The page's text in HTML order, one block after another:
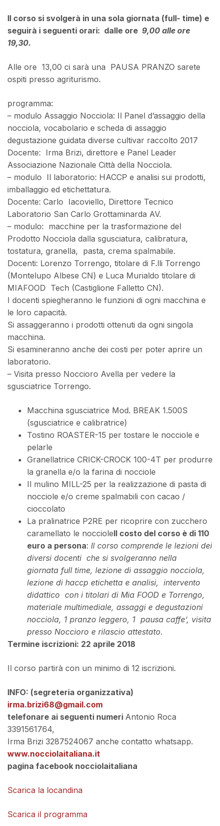
Il corso si svolgerà in una sola giornata (full- time) e
seguirà i seguenti orari: dalle ore 9,00 alle ore
19,30.
Alle ore 13,00 ci sarà una PAUSA PRANZO sarete
ospiti presso agriturismo.
programma:
– modulo Assaggio Nocciola: Il Panel d’assaggio della
nocciola, vocabolario e scheda di assaggio
degustazione guidata diverse cultivar raccolto 2017
Docente: Irma Brizi, direttore e Panel Leader
Associazione Nazionale Città della Nocciola.
– modulo Il laboratorio: HACCP e analisi sui prodotti,
imballaggio ed etichettatura.
Docente: Carlo Iacoviello, Direttore Tecnico
Laboratorio San Carlo Grottaminarda AV.
– modulo: macchine per la trasformazione del
Prodotto Nocciola dalla sgusciatura, calibratura,
tostatura, granella, pasta, crema spalmabile.
Docenti: Lorenzo Torrengo, titolare di F.lli Torrengo
(Montelupo Albese CN) e Luca Murialdo titolare di
MIAFOOD Tech (Castiglione Falletto CN).
I docenti spiegheranno le funzioni di ogni macchina e
le loro capacità.
Si assaggeranno i prodotti ottenuti da ogni singola
macchina.
Si esamineranno anche dei costi per poter aprire un
laboratorio.
– Visita presso Noccioro Avella per vedere la
sgusciatrice Torrengo.
Macchina sgusciatrice Mod. BREAK 1.500S
(sgusciatrice e calibratrice)
Tostino ROASTER-15 per tostare le nocciole e
pelarle
Granellatrice CRICK-CROCK 100-4T per produrre
la granella e/o la farina di nocciole
Il mulino MILL-25 per la realizzazione di pasta di
nocciole e/o creme spalmabili con cacao /
cioccolato
La pralinatrice P2RE per ricoprire con zucchero
caramellato le noccioleIl costo del corso è di 110
euro a persona: Il corso comprende le lezioni dei
diversi docenti che si svolgeranno nella
giornata full time, lezione di assaggio nocciola,
lezione di haccp etichetta e analisi, intervento
didattico con i titolari di Mia FOOD e Torrengo,
materiale multimediale, assaggi e degustazioni
nocciola, 1 pranzo leggero, 1 pausa caffe’, visita
presso Noccioro e rilascio attestato.
Termine iscrizioni: 22 aprile 2018
Il corso partirà con un minimo di 12 iscrizioni.
INFO: (segreteria organizzativa)
irma.brizi68@gmail.com
telefonare ai seguenti numeri Antonio Roca
3391561764,
Irma Brizi 3287524067 anche contatto whatsapp.
www.nocciolaitaliana.it
pagina facebook nocciolaitaliana
Scarica la locandina
Scarica il programma